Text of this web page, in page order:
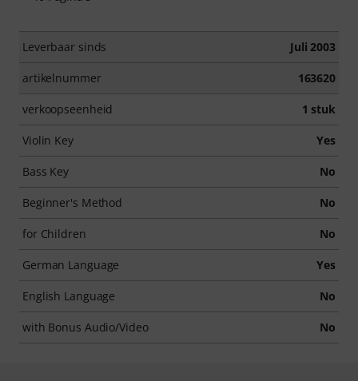
Leverbaar sinds Juli 2003
artikelnummer 163620
verkoopseenheid 1 stuk
Violin Key Yes
Bass Key No
Beginner's Method No
for Children No
German Language Yes
English Language No
with Bonus Audio/Video No